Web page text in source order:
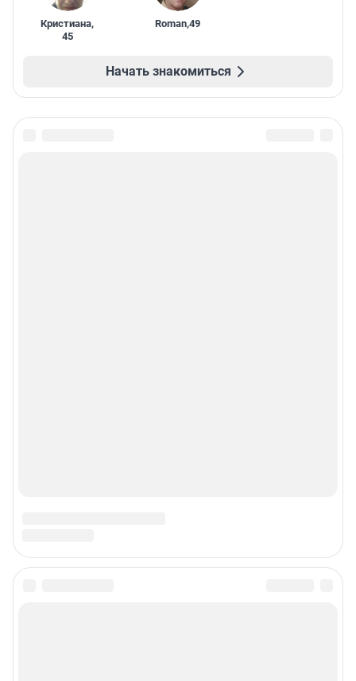
Кристиана,
45
Roman,49
Начать знакомиться